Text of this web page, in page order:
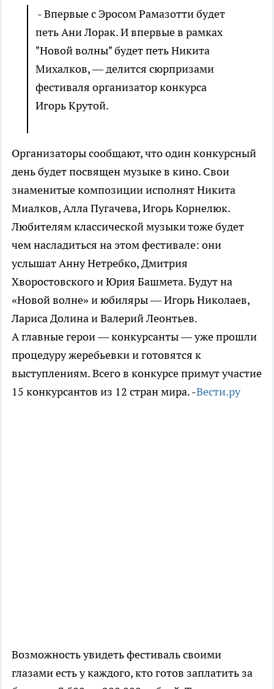
- Впервые с Эросом Рамазотти будет
петь Ани Лорак. И впервые в рамках
"Новой волны" будет петь Никита
Михалков, — делится сюрпризами
фестиваля организатор конкурса
Игорь Крутой.
Организаторы сообщают, что один конкурсный
день будет посвящен музыке в кино. Свои
знаменитые композиции исполнят Никита
Миалков, Алла Пугачева, Игорь Корнелюк.
Любителям классической музыки тоже будет
чем насладиться на этом фестивале: они
услышат Анну Нетребко, Дмитрия
Хворостовского и Юрия Башмета. Будут на
«Новой волне» и юбиляры — Игорь Николаев,
Лариса Долина и Валерий Леонтьев.
А главные герои — конкурсанты — уже прошли
процедуру жеребьевки и готовятся к
выступлениям. Всего в конкурсе примут участие
15 конкурсантов из 12 стран мира. -Вести.ру
Возможность увидеть фестиваль своими
глазами есть у каждого, кто готов заплатить за